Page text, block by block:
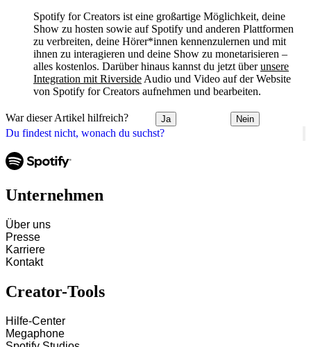
Du findest nicht, wonach du suchst?
Spotify for Creators ist eine großartige Möglichkeit, deine
Show zu hosten sowie auf Spotify und anderen Plattformen
zu verbreiten, deine Hörer*innen kennenzulernen und mit
ihnen zu interagieren und deine Show zu monetarisieren –
alles kostenlos. Darüber hinaus kannst du jetzt überunsere
Integration mit RiversideAudio und Video auf der Website
von Spotify for Creators aufnehmen und bearbeiten.
War dieser Artikel hilfreich? Ja Nein
Unternehmen
Über uns
Presse
Karriere
Kontakt
Creator-Tools
Hilfe-Center
Megaphone